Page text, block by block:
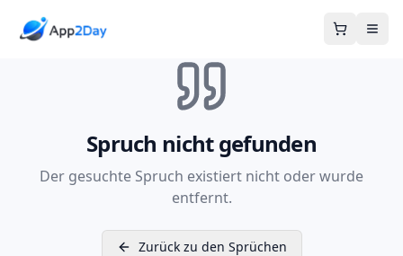
Spruch nicht gefunden
Der gesuchte Spruch existiert nicht oder wurde
entfernt.
Zurück zu den Sprüchen